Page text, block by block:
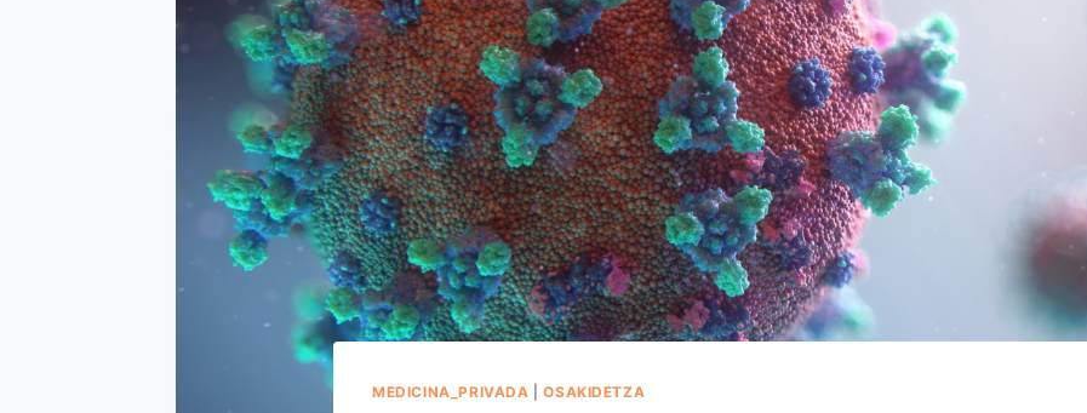
MEDICINA_PRIVADA |OSAKIDETZA